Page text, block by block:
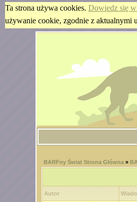
Ta strona używa cookies. Dowiedz się
używanie cookie, zgodnie z aktualnymi
BARFny Świat Strona Główna»
Autor